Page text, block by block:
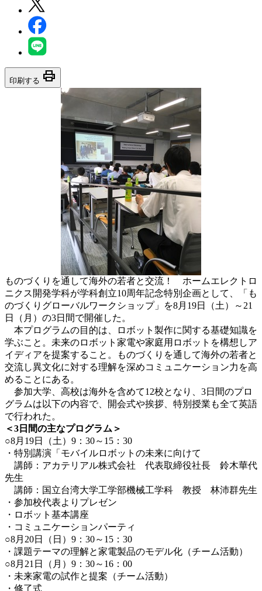
印刷する print
ものづくりを通して海外の若者と交流！ ホームエレクトロ
ニクス開発学科が学科創立10周年記念特別企画として、「も
のづくりグローバルワークショップ」を8月19日（土）～21
日（月）の3日間で開催した。
本プログラムの目的は、ロボット製作に関する基礎知識を
学ぶこと。未来のロボット家電や家庭用ロボットを構想しア
イディアを提案すること。ものづくりを通して海外の若者と
交流し異文化に対する理解を深めコミュニケーション力を高
めることにある。
参加大学、高校は海外を含めて12校となり、3日間のプロ
グラムは以下の内容で、開会式や挨拶、特別授業も全て英語
で行われた。
＜3日間の主なプログラム＞
○8月19日（土）9：30～15：30
・特別講演「モバイルロボットの未来に向けて
講師：アカテリアル株式会社 代表取締役社長 鈴木華代
先生
講師：国立台湾大学工学部機械工学科 教授 林沛群先生
・参加校代表よりプレゼン
・ロボット基本講座
・コミュニケーションパーティ
○8月20日（日）9：30～15：30
・課題テーマの理解と家電製品のモデル化（チーム活動）
○8月21日（月）9：30～16：00
・未来家電の試作と提案（チーム活動）
・修了式